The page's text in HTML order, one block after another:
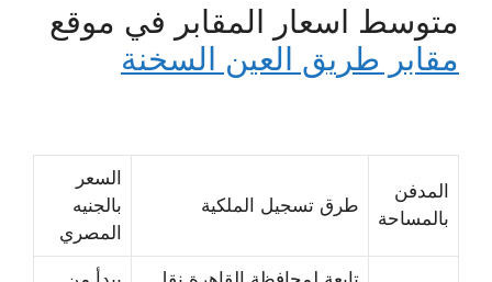
متوسط اسعار المقابر في موقع
مقابر طريق العين السخنة
المدفن
بالمساحة
طرق تسجيل الملكية
السعر
بالجنيه
المصري